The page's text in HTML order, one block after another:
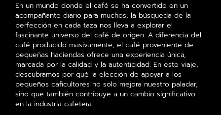
En un mundo donde el café se ha convertido en un
acompañante diario para muchos, la búsqueda de la
perfección en cada taza nos lleva a explorar el
fascinante universo del café de origen. A diferencia del
café producido masivamente, el café proveniente de
pequeñas haciendas ofrece una experiencia única,
marcada por la calidad y la autenticidad. En este viaje,
descubramos por qué la elección de apoyar a los
pequeños caficultores no solo mejora nuestro paladar,
sino que también contribuye a un cambio significativo
en la industria cafetera.